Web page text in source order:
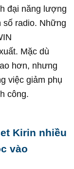
đại năng lượng
số radio. Những
Mặc dù
hơn, nhưng
việc giảm phụ
công.
Kirin nhiều
vào